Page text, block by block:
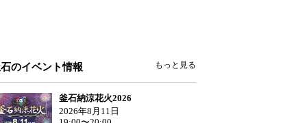
のイベント情報 もっと見る
釜石納涼花火2026
2026年8月11日